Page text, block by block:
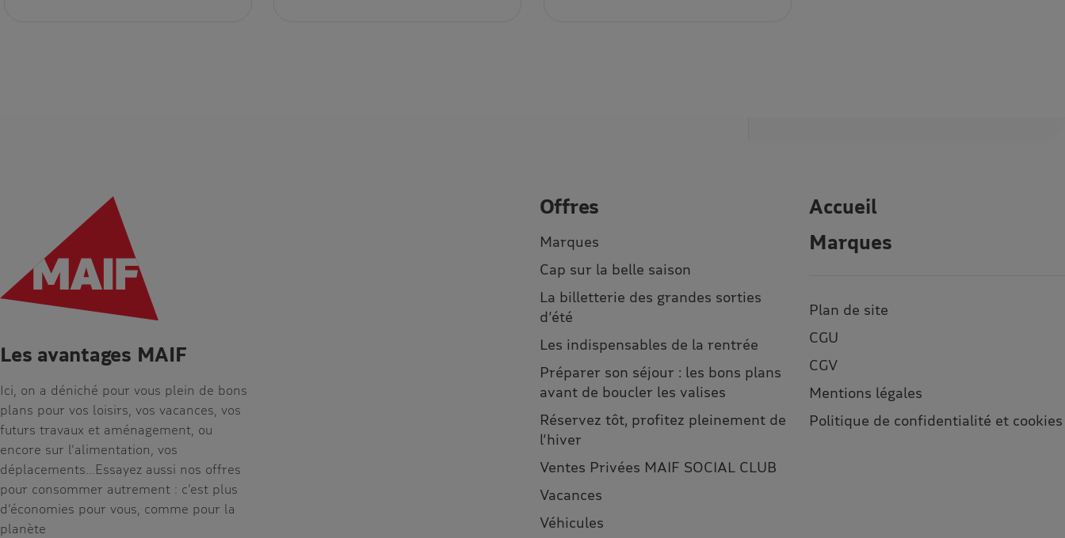
Les avantages MAIF
Ici, on a déniché pour vous plein de bons
plans pour vos loisirs, vos vacances, vos
futurs travaux et aménagement, ou
encore sur l’alimentation, vos
déplacements…Essayez aussi nos offres
pour consommer autrement : c’est plus
d’économies pour vous, comme pour la
planète
Offres
Marques
Cap sur la belle saison
La billetterie des grandes sorties
d’été
Les indispensables de la rentrée
Préparer son séjour : les bons plans
avant de boucler les valises
Réservez tôt, profitez pleinement de
l’hiver
Ventes Privées MAIF SOCIAL CLUB
Vacances
Véhicules
Accueil
Marques
Plan de site
CGU
CGV
Mentions légales
Politique de confidentialité et cookies